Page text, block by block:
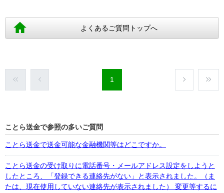
よくあるご質問トップへ
1
ことら送金で参照の多いご質問
ことら送金で送金可能な金融機関等はどこですか。
ことら送金の受け取りに電話番号・メールアドレス設定をしようと
したところ、「登録できる連絡先がない」と表示されました。（ま
たは、現在使用していない連絡先が表示されました） 変更等するに